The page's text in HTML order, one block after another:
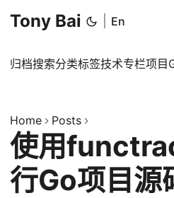
Tony Bai En
归档搜索分类标签技术专栏项目
Home Posts
使用
行Go项目源